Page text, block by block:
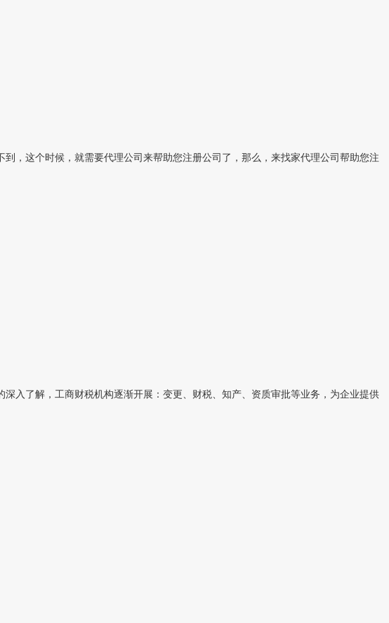
，这个时候，就需要代理公司来帮助您注册公司了，那么，来找家代理公司帮助您注
入了解，工商财税机构逐渐开展：变更、财税、知产、资质审批等业务，为企业提供